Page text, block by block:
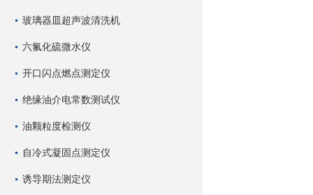
玻璃器皿超声波清洗机
六氟化硫微水仪
开口闪点燃点测定仪
绝缘油介电常数测试仪
油颗粒度检测仪
自冷式凝固点测定仪
诱导期法测定仪